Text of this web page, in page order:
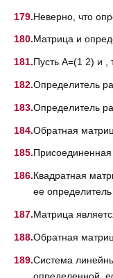
Неверно, что
Матрица и
Пусть A=(1 2) и ,
Определитель
Определитель
Обратная
Квадратная
ее определитель
Матрица
Обратная
Система
определенной,